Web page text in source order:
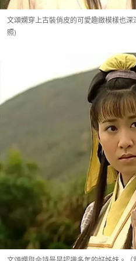
文頌嫻穿上古裝俏皮的可愛趣緻模樣也
照)